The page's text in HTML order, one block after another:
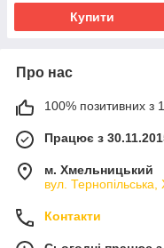
Купити
Про нас
100% позитивних з
Працює з
м. Хмельницький
вул.
Контакти